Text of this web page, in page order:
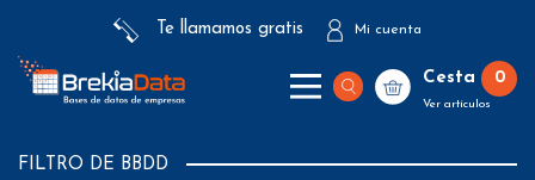
Te llamamos gratis Mi cuenta
Cesta 0
Ver artículos
FILTRO DE BBDD